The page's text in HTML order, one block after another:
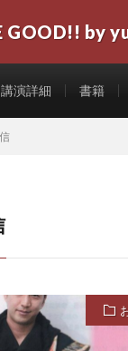
GOOD!! by
講演詳細 書籍